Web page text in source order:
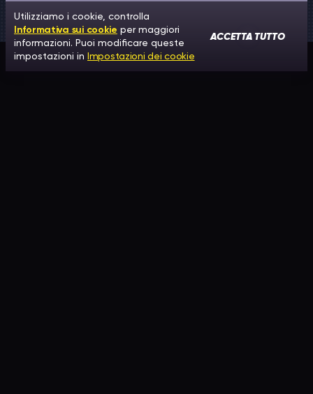
Utilizziamo i cookie, controlla
Informativa sui cookie per maggiori
informazioni. Puoi modificare queste
impostazioni in Impostazioni dei cookie
ACCETTA TUTTO